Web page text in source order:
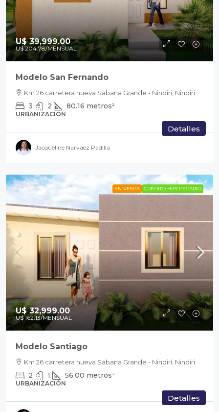
U$ 39,999.00
U$ 204.78/MENSUAL
Modelo San Fernando
Km 26 carretera nueva Sabana Grande - Nindirí, Nindiri
3 2 80.16 metros²
URBANIZACIÓN
Detalles
Jacqueline Narváez Padilla
EN VENTA CRÉDITO HIPOTECARIO
U$ 32,999.00
U$ 162.13/MENSUAL
Modelo Santiago
Km 26 carretera nueva Sabana Grande - Nindirí, Nindiri
2 1 56.00 metros²
URBANIZACIÓN
Detalles